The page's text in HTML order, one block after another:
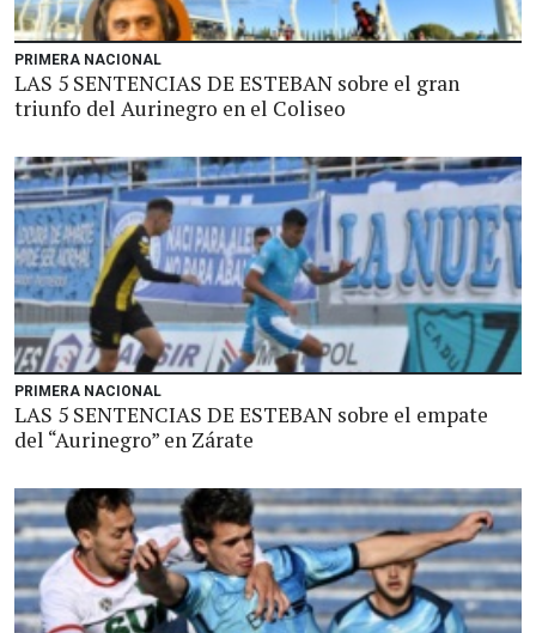
PRIMERA NACIONAL
LAS 5 SENTENCIAS DE ESTEBAN sobre el gran
triunfo del Aurinegro en el Coliseo
PRIMERA NACIONAL
LAS 5 SENTENCIAS DE ESTEBAN sobre el empate
del “Aurinegro” en Zárate